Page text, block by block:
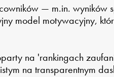
— m.in. wyników
model motywacyjny,
na 'rankingach
na transparentnym